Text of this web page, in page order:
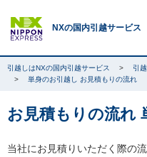
NXの国内引越サービス
引越しはNXの国内引越サービス 引
単身のお引越し お見積もりの流れ
お見積もりの流れ
当社にお見積りいただく際の